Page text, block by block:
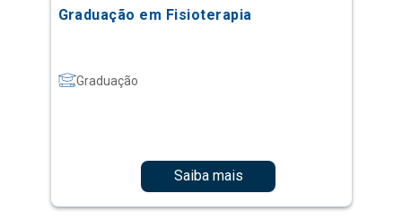
Graduação em Fisioterapia
Graduação
Saiba mais